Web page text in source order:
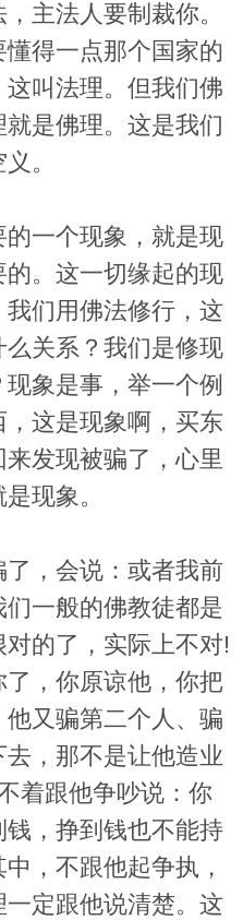
主法人要制裁你。
得一点那个国家的
叫法理。但我们佛
是佛理。这是我们
。
一个现象，就是现
。这一切缘起的现
们用佛法修行，这
关系？我们是修现
象是事，举一个例
这是现象啊，买东
发现被骗了，心里
现象。
，会说：或者我前
一般的佛教徒都是
的了，实际上不对!
，你原谅他，你把
又骗第二个人、骗
，那不是让他造业
着跟他争吵说：你
，挣到钱也不能持
，不跟他起争执，
定跟他说清楚。这